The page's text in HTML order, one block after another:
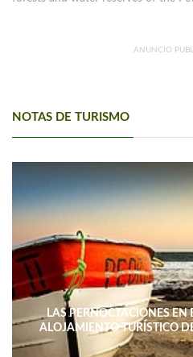
ANUNCIO
NOTAS DE TURISMO
LAS PERNOCTACIONES EN
ALOJAMIENTO TURÍSTICO
DISMINUYERON